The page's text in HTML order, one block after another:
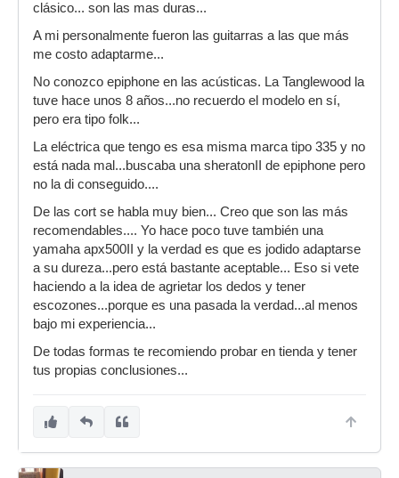
clásico... son las mas duras...
A mi personalmente fueron las guitarras a las que más
me costo adaptarme...
No conozco epiphone en las acústicas. La Tanglewood la
tuve hace unos 8 años...no recuerdo el modelo en sí,
pero era tipo folk...
La eléctrica que tengo es esa misma marca tipo 335 y no
está nada mal...buscaba una sheratonII de epiphone pero
no la di conseguido....
De las cort se habla muy bien... Creo que son las más
recomendables.... Yo hace poco tuve también una
yamaha apx500II y la verdad es que es jodido adaptarse
a su dureza...pero está bastante aceptable... Eso si vete
haciendo a la idea de agrietar los dedos y tener
escozones...porque es una pasada la verdad...al menos
bajo mi experiencia...
De todas formas te recomiendo probar en tienda y tener
tus propias conclusiones...